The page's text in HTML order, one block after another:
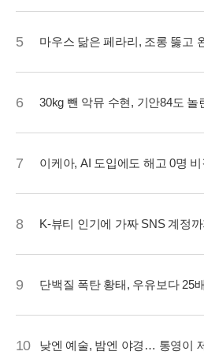
5 마우스 닮은 페라리, 조롱 뚫고
6 30kg 뺀 악뮤 수현, 기안84도 놀
7 이케아, AI 도입에도 해고 0명
8 K-뷰티 인기에 가짜 SNS 계정
9 단백질 폭탄 황태, 우유보다 25
10 낮엔 예술, 밤엔 야경… 통영이